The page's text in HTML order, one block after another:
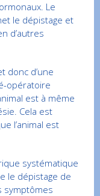
Le
le dépistage et
d’autres
donc d’une
opératoire
est à même
Cela est
l’animal est
systématique
le dépistage de
symptômes